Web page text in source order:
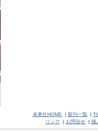
未來社HOME | 新刊一覧 |
リンク
| お問合せ | 個